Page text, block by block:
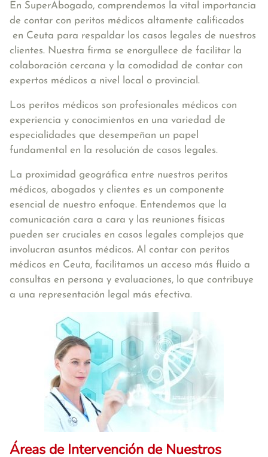
En SuperAbogado, comprendemos la vital importancia
de contar con peritos médicos altamente calificados
en Ceuta para respaldar los casos legales de nuestros
clientes. Nuestra firma se enorgullece de facilitar la
colaboración cercana y la comodidad de contar con
expertos médicos a nivel local o provincial.
Los peritos médicos son profesionales médicos con
experiencia y conocimientos en una variedad de
especialidades que desempeñan un papel
fundamental en la resolución de casos legales.
La proximidad geográfica entre nuestros peritos
médicos, abogados y clientes es un componente
esencial de nuestro enfoque. Entendemos que la
comunicación cara a cara y las reuniones físicas
pueden ser cruciales en casos legales complejos que
involucran asuntos médicos. Al contar con peritos
médicos en Ceuta, facilitamos un acceso más fluido a
consultas en persona y evaluaciones, lo que contribuye
a una representación legal más efectiva.
Áreas de Intervención de Nuestros